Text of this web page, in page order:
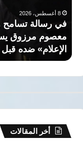
يسترجع
«أكاذيب
الإعلام»
ضده
8 أغسطس، 2026
في رسالة تسامح
معصوم مرزوق
الإعلام» ضده قبل 8
أخر المقالات